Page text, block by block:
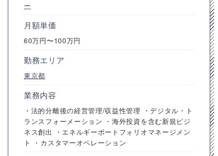
ー
月額単価
60万円〜100万円
勤務エリア
東京都
業務内容
・法的分離後の経営管理/収益性管理 ・デジタル・ト
ランスフォーメーション ・海外投資を含む新規ビジ
ネス創出 ・エネルギーポートフォリオマネージメン
ト ・カスタマーオペレーション